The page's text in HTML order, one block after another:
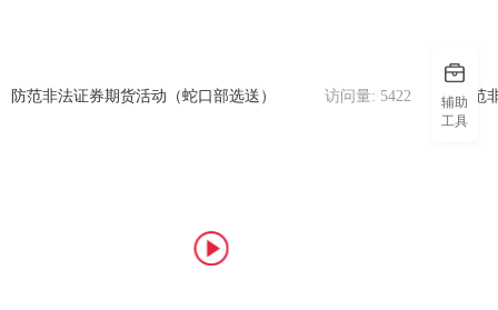
防范非法证券期货活动（蛇口部选送） 访问量: 5422 防范
辅助
工具